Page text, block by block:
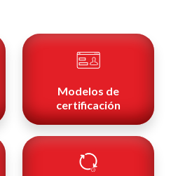
Modelos de
certificación